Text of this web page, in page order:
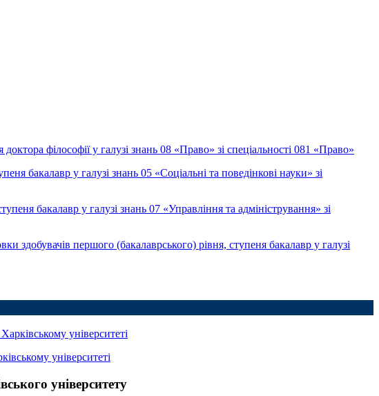
філософії у галузі знань 08 «Право» зі спеціальності 081 «Право»
бакалавр у галузі знань 05 «Соціальні та поведінкові науки» зі
бакалавр у галузі знань 07 «Управління та адміністрування» зі
першого (бакалаврського) рівня, ступеня бакалавр у галузі
університеті
університеті
університету